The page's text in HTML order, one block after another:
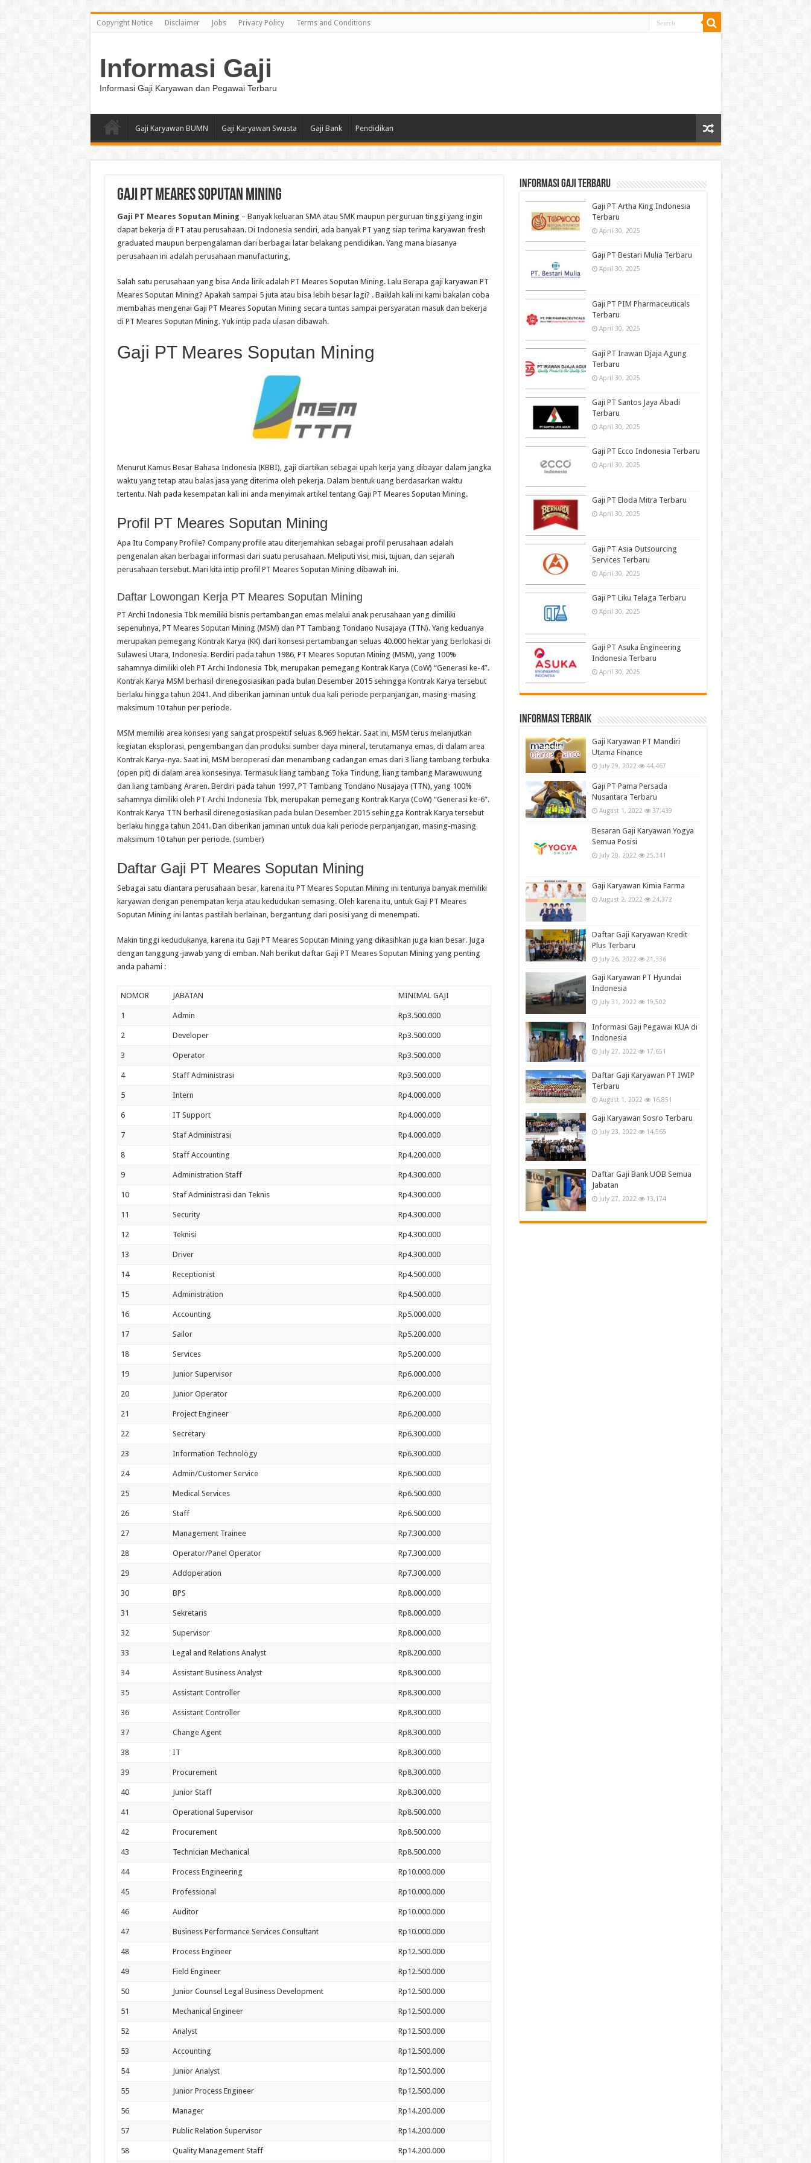
Copyright Notice Disclaimer Jobs Privacy Policy Terms and Conditions
Informasi Gaji
Informasi Gaji Karyawan dan Pegawai Terbaru
Gaji Karyawan BUMN Gaji Karyawan Swasta Gaji Bank Pendidikan
Gaji PT Meares Soputan Mining
Gaji PT Meares Soputan Mining – Banyak keluaran SMA atau SMK maupun perguruan tinggi yang ingin
dapat bekerja di PT atau perusahaan. Di Indonesia sendiri, ada banyak PT yang siap terima karyawan fresh
graduated maupun berpengalaman dari berbagai latar belakang pendidikan. Yang mana biasanya
perusahaan ini adalah perusahaan manufacturing,
Salah satu perusahaan yang bisa Anda lirik adalah PT Meares Soputan Mining. Lalu Berapa gaji karyawan PT
Meares Soputan Mining? Apakah sampai 5 juta atau bisa lebih besar lagi? . Baiklah kali ini kami bakalan coba
membahas mengenai Gaji PT Meares Soputan Mining secara tuntas sampai persyaratan masuk dan bekerja
di PT Meares Soputan Mining. Yuk intip pada ulasan dibawah.
Gaji PT Meares Soputan Mining
Menurut Kamus Besar Bahasa Indonesia (KBBI), gaji diartikan sebagai upah kerja yang dibayar dalam jangka
waktu yang tetap atau balas jasa yang diterima oleh pekerja. Dalam bentuk uang berdasarkan waktu
tertentu. Nah pada kesempatan kali ini anda menyimak artikel tentang Gaji PT Meares Soputan Mining.
Profil PT Meares Soputan Mining
Apa Itu Company Profile? Company profile atau diterjemahkan sebagai profil perusahaan adalah
pengenalan akan berbagai informasi dari suatu perusahaan. Meliputi visi, misi, tujuan, dan sejarah
perusahaan tersebut. Mari kita intip profil PT Meares Soputan Mining dibawah ini.
Daftar Lowongan Kerja PT Meares Soputan Mining
PT Archi Indonesia Tbk memiliki bisnis pertambangan emas melalui anak perusahaan yang dimiliki
sepenuhnya, PT Meares Soputan Mining (MSM) dan PT Tambang Tondano Nusajaya (TTN). Yang keduanya
merupakan pemegang Kontrak Karya (KK) dari konsesi pertambangan seluas 40.000 hektar yang berlokasi di
Sulawesi Utara, Indonesia. Berdiri pada tahun 1986, PT Meares Soputan Mining (MSM), yang 100%
sahamnya dimiliki oleh PT Archi Indonesia Tbk, merupakan pemegang Kontrak Karya (CoW) “Generasi ke-4”.
Kontrak Karya MSM berhasil direnegosiasikan pada bulan Desember 2015 sehingga Kontrak Karya tersebut
berlaku hingga tahun 2041. And diberikan jaminan untuk dua kali periode perpanjangan, masing-masing
maksimum 10 tahun per periode.
MSM memiliki area konsesi yang sangat prospektif seluas 8.969 hektar. Saat ini, MSM terus melanjutkan
kegiatan eksplorasi, pengembangan dan produksi sumber daya mineral, terutamanya emas, di dalam area
Kontrak Karya-nya. Saat ini, MSM beroperasi dan menambang cadangan emas dari 3 liang tambang terbuka
(open pit) di dalam area konsesinya. Termasuk liang tambang Toka Tindung, liang tambang Marawuwung
dan liang tambang Araren. Berdiri pada tahun 1997, PT Tambang Tondano Nusajaya (TTN), yang 100%
sahamnya dimiliki oleh PT Archi Indonesia Tbk, merupakan pemegang Kontrak Karya (CoW) “Generasi ke-6”.
Kontrak Karya TTN berhasil direnegosiasikan pada bulan Desember 2015 sehingga Kontrak Karya tersebut
berlaku hingga tahun 2041. Dan diberikan jaminan untuk dua kali periode perpanjangan, masing-masing
maksimum 10 tahun per periode. (sumber)
Daftar Gaji PT Meares Soputan Mining
Sebagai satu diantara perusahaan besar, karena itu PT Meares Soputan Mining ini tentunya banyak memiliki
karyawan dengan penempatan kerja atau kedudukan semasing. Oleh karena itu, untuk Gaji PT Meares
Soputan Mining ini lantas pastilah berlainan, bergantung dari posisi yang di menempati.
Makin tinggi kedudukanya, karena itu Gaji PT Meares Soputan Mining yang dikasihkan juga kian besar. Juga
dengan tanggung-jawab yang di emban. Nah berikut daftar Gaji PT Meares Soputan Mining yang penting
anda pahami :
NOMOR JABATAN MINIMAL GAJI
1 Admin Rp3.500.000
2 Developer Rp3.500.000
3 Operator Rp3.500.000
4 Staff Administrasi Rp3.500.000
5 Intern Rp4.000.000
6 IT Support Rp4.000.000
7 Staf Administrasi Rp4.000.000
8 Staff Accounting Rp4.200.000
9 Administration Staff Rp4.300.000
10 Staf Administrasi dan Teknis Rp4.300.000
11 Security Rp4.300.000
12 Teknisi Rp4.300.000
13 Driver Rp4.300.000
14 Receptionist Rp4.500.000
15 Administration Rp4.500.000
16 Accounting Rp5.000.000
17 Sailor Rp5.200.000
18 Services Rp5.200.000
19 Junior Supervisor Rp6.000.000
20 Junior Operator Rp6.200.000
21 Project Engineer Rp6.200.000
22 Secretary Rp6.300.000
23 Information Technology Rp6.300.000
24 Admin/Customer Service Rp6.500.000
25 Medical Services Rp6.500.000
26 Staff Rp6.500.000
27 Management Trainee Rp7.300.000
28 Operator/Panel Operator Rp7.300.000
29 Addoperation Rp7.300.000
30 BPS Rp8.000.000
31 Sekretaris Rp8.000.000
32 Supervisor Rp8.000.000
33 Legal and Relations Analyst Rp8.200.000
34 Assistant Business Analyst Rp8.300.000
35 Assistant Controller Rp8.300.000
36 Assistant Controller Rp8.300.000
37 Change Agent Rp8.300.000
38 IT Rp8.300.000
39 Procurement Rp8.300.000
40 Junior Staff Rp8.300.000
41 Operational Supervisor Rp8.500.000
42 Procurement Rp8.500.000
43 Technician Mechanical Rp8.500.000
44 Process Engineering Rp10.000.000
45 Professional Rp10.000.000
46 Auditor Rp10.000.000
47 Business Performance Services Consultant Rp10.000.000
48 Process Engineer Rp12.500.000
49 Field Engineer Rp12.500.000
50 Junior Counsel Legal Business Development Rp12.500.000
51 Mechanical Engineer Rp12.500.000
52 Analyst Rp12.500.000
53 Accounting Rp12.500.000
54 Junior Analyst Rp12.500.000
55 Junior Process Engineer Rp12.500.000
56 Manager Rp14.200.000
57 Public Relation Supervisor Rp14.200.000
58 Quality Management Staff Rp14.200.000
informasi gaji terbaru
Gaji PT Artha King Indonesia
Terbaru
April 30, 2025
Gaji PT Bestari Mulia Terbaru
April 30, 2025
Gaji PT PIM Pharmaceuticals
Terbaru
April 30, 2025
Gaji PT Irawan Djaja Agung
Terbaru
April 30, 2025
Gaji PT Santos Jaya Abadi
Terbaru
April 30, 2025
Gaji PT Ecco Indonesia Terbaru
April 30, 2025
Gaji PT Eloda Mitra Terbaru
April 30, 2025
Gaji PT Asia Outsourcing
Services Terbaru
April 30, 2025
Gaji PT Liku Telaga Terbaru
April 30, 2025
Gaji PT Asuka Engineering
Indonesia Terbaru
April 30, 2025
informasi terbaik
Gaji Karyawan PT Mandiri
Utama Finance
July 29, 2022 44,467
Gaji PT Pama Persada
Nusantara Terbaru
August 1, 2022 37,439
Besaran Gaji Karyawan Yogya
Semua Posisi
July 20, 2022 25,341
Gaji Karyawan Kimia Farma
August 2, 2022 24,372
Daftar Gaji Karyawan Kredit
Plus Terbaru
July 26, 2022 21,336
Gaji Karyawan PT Hyundai
Indonesia
July 31, 2022 19,502
Informasi Gaji Pegawai KUA di
Indonesia
July 27, 2022 17,651
Daftar Gaji Karyawan PT IWIP
Terbaru
August 1, 2022 16,851
Gaji Karyawan Sosro Terbaru
July 23, 2022 14,565
Daftar Gaji Bank UOB Semua
Jabatan
July 27, 2022 13,174